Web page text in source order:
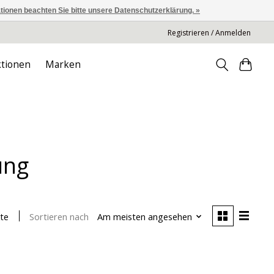
Registrieren / Anmelden
Marken
Sortieren nach Am meisten angesehen
beachten Sie bitte unsere Datenschutzerklärung. »